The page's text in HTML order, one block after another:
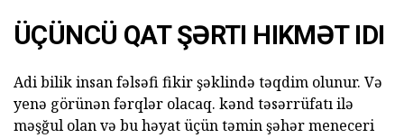
ÜÇÜNCÜ QAT ŞƏRTI HIKMƏT IDI
Adi bilik insan fəlsəfi fikir şəklində təqdim olunur. Və
yenə görünən fərqlər olacaq. kənd təsərrüfatı ilə
məşğul olan və bu həyat üçün təmin şəhər meneceri